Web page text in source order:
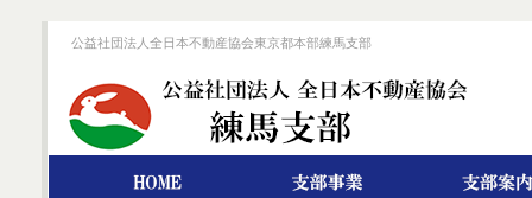
公益社団法人全日本不動産協会東京都本部練馬支部